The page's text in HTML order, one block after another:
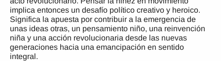
implica entonces un desafío político creativo y heroico.
Significa la apuesta por contribuir a la emergencia de
unas ideas otras, un pensamiento niño, una reinvención
niña y una acción revolucionaria desde las nuevas
generaciones hacia una emancipación en sentido
integral.